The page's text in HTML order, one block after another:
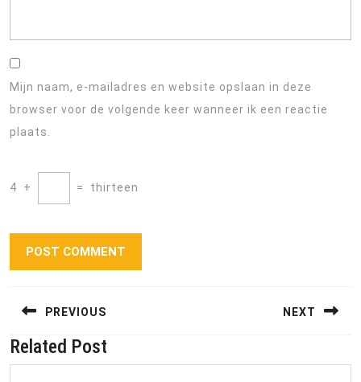
Mijn naam, e-mailadres en website opslaan in deze
browser voor de volgende keer wanneer ik een reactie
plaats.
4 + = thirteen
PREVIOUS
Previous
post:
NEXT
post:
Related Post